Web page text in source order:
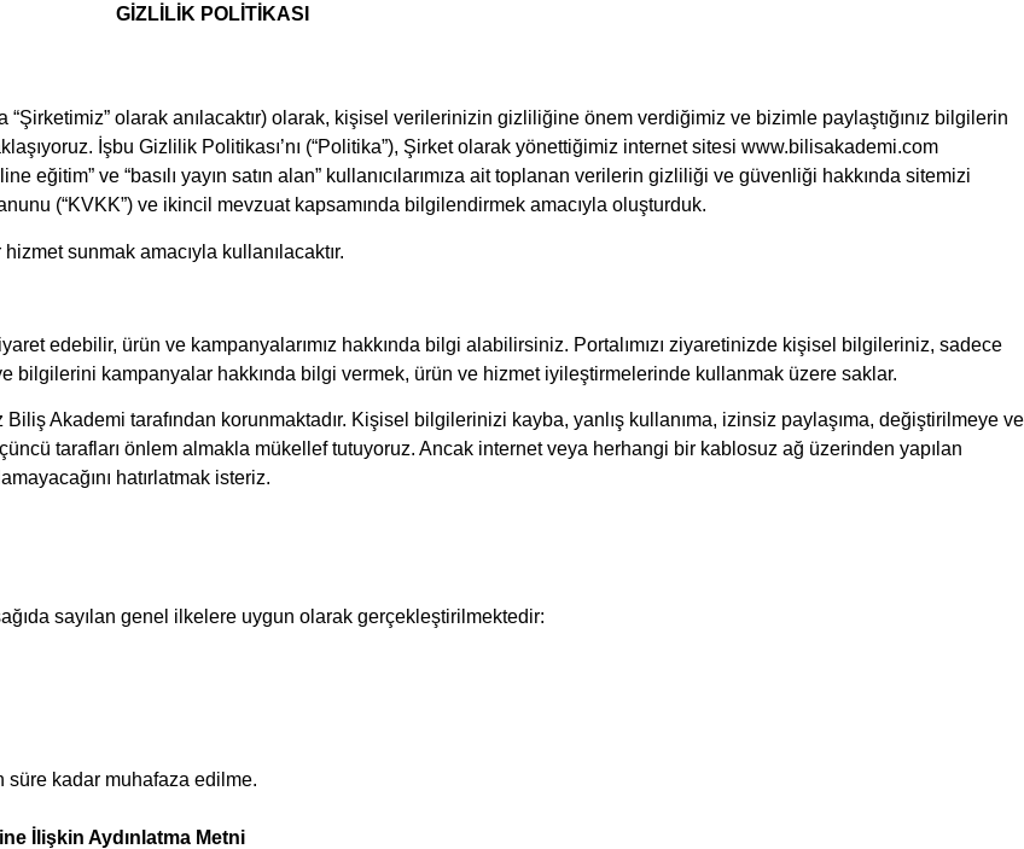
GİZLİLİK POLİTİKASI
olarak anılacaktır) olarak, kişisel verilerinizin gizliliğine önem verdiğimiz ve bizimle paylaştığınız bilgilerin
İşbu Gizlilik Politikası’nı (“Politika”), Şirket olarak yönettiğimiz internet sitesi www.bilisakademi.com
eğitim” ve “basılı yayın satın alan” kullanıcılarımıza ait toplanan verilerin gizliliği ve güvenliği hakkında sitemizi
(“KVKK”) ve ikincil mevzuat kapsamında bilgilendirmek amacıyla oluşturduk.
sunmak amacıyla kullanılacaktır.
edebilir, ürün ve kampanyalarımız hakkında bilgi alabilirsiniz. Portalımızı ziyaretinizde kişisel bilgileriniz, sadece
kampanyalar hakkında bilgi vermek, ürün ve hizmet iyileştirmelerinde kullanmak üzere saklar.
Akademi tarafından korunmaktadır. Kişisel bilgilerinizi kayba, yanlış kullanıma, izinsiz paylaşıma, değiştirilmeye ve
tarafları önlem almakla mükellef tutuyoruz. Ancak internet veya herhangi bir kablosuz ağ üzerinden yapılan
hatırlatmak isteriz.
sayılan genel ilkelere uygun olarak gerçekleştirilmektedir:
süre kadar muhafaza edilme.
İlişkin Aydınlatma Metni